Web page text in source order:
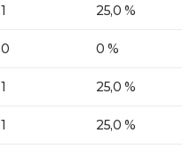
1 25,0 %
0 0 %
1 25,0 %
1 25,0 %